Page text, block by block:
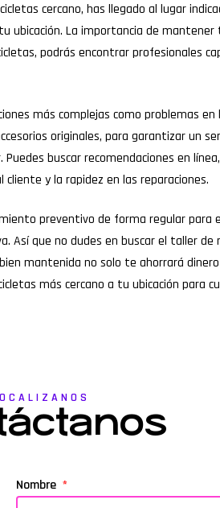
cercano, has llegado al lugar
La importancia de
podrás encontrar profesionales
más complejas como problemas
originales, para garantizar un
buscar recomendaciones en
y la rapidez en las reparaciones.
preventivo de forma regular para
Así que no dudes en buscar el taller
mantenida no solo te ahorrará
más cercano a tu ubicación para
Nombre